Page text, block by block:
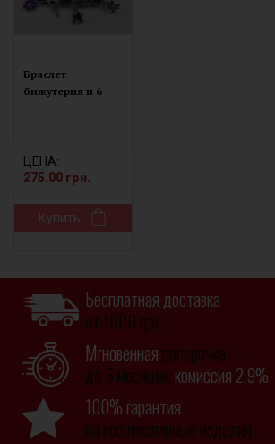
Браслет
бижутерия п 6
ЦЕНА:
275.00 грн.
Купить
Бесплатная доставка
от 1000 грн.
Мгновенная рассрочка
до 6 месяцев, комиссия 2,9%
100% гарантия
на все ювелирные изделия